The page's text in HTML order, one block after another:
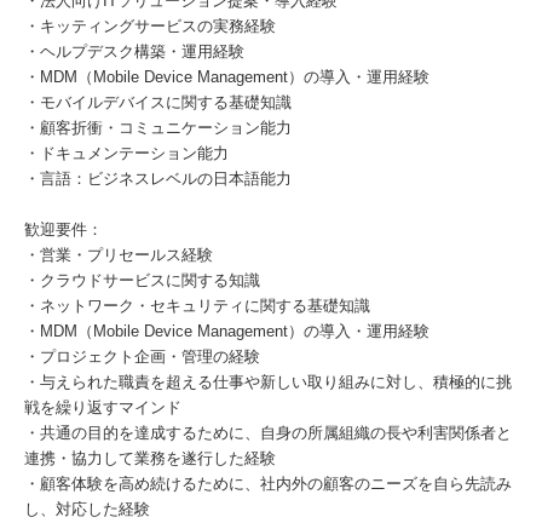
・キッティングサービスの実務経験
・ヘルプデスク構築・運用経験
・MDM（Mobile Device Management）の導入・運用経験
・モバイルデバイスに関する基礎知識
・顧客折衝・コミュニケーション能力
・ドキュメンテーション能力
・言語：ビジネスレベルの日本語能力
歓迎要件：
・営業・プリセールス経験
・クラウドサービスに関する知識
・ネットワーク・セキュリティに関する基礎知識
・MDM（Mobile Device Management）の導入・運用経験
・プロジェクト企画・管理の経験
・与えられた職責を超える仕事や新しい取り組みに対し、積極的に挑
戦を繰り返すマインド
・共通の目的を達成するために、自身の所属組織の長や利害関係者と
連携・協力して業務を遂行した経験
・顧客体験を高め続けるために、社内外の顧客のニーズを自ら先読み
し、対応した経験